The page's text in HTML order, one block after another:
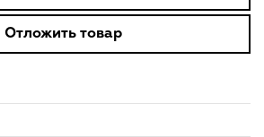
Отложить товар